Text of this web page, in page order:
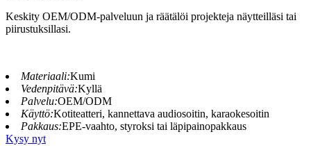
Keskity OEM/ODM-palveluun ja räätälöi projekteja näytteilläsi tai
piirustuksillasi.
Materiaali:Kumi
Vedenpitävä:Kyllä
Palvelu:OEM/ODM
Käyttö:Kotiteatteri, kannettava audiosoitin, karaokesoitin
Pakkaus:EPE-vaahto, styroksi tai läpipainopakkaus
Kysy nyt